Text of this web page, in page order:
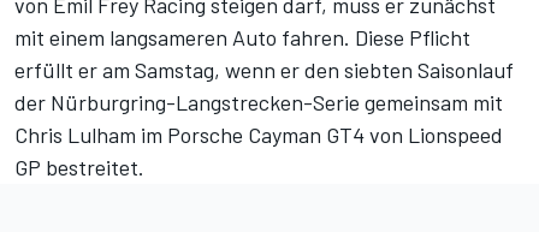
mit einem langsameren Auto fahren. Diese Pflicht
erfüllt er am Samstag, wenn er den siebten Saisonlauf
der Nürburgring-Langstrecken-Serie gemeinsam mit
Chris Lulham im Porsche Cayman GT4 von Lionspeed
GP bestreitet.